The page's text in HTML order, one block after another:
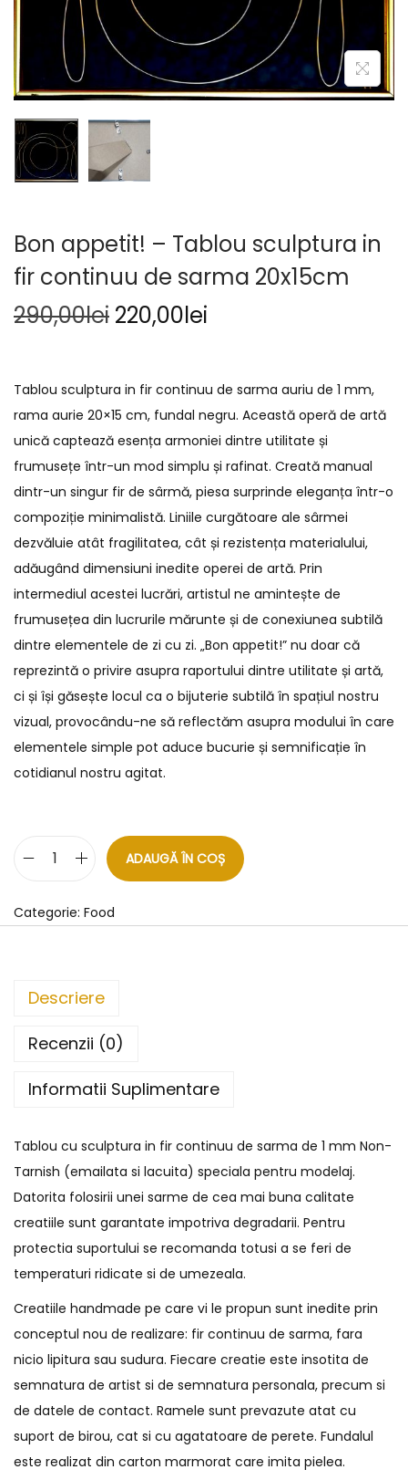
Bon appetit! – Tablou sculptura in
fir continuu de sarma 20x15cm
290,00lei 220,00lei
Tablou sculptura in fir continuu de sarma auriu de 1 mm,
rama aurie 20×15 cm, fundal negru. Această operă de artă
unică captează esența armoniei dintre utilitate și
frumusețe într-un mod simplu și rafinat. Creată manual
dintr-un singur fir de sârmă, piesa surprinde eleganța într-o
compoziție minimalistă. Liniile curgătoare ale sârmei
dezvăluie atât fragilitatea, cât și rezistența materialului,
adăugând dimensiuni inedite operei de artă. Prin
intermediul acestei lucrări, artistul ne amintește de
frumusețea din lucrurile mărunte și de conexiunea subtilă
dintre elementele de zi cu zi. „Bon appetit!” nu doar că
reprezintă o privire asupra raportului dintre utilitate și artă,
ci și își găsește locul ca o bijuterie subtilă în spațiul nostru
vizual, provocându-ne să reflectăm asupra modului în care
elementele simple pot aduce bucurie și semnificație în
cotidianul nostru agitat.
ADAUGĂ ÎN COȘ
Categorie: Food
Descriere
Recenzii (0)
Informatii Suplimentare
Tablou cu sculptura in fir continuu de sarma de 1 mm Non-
Tarnish (emailata si lacuita) speciala pentru modelaj.
Datorita folosirii unei sarme de cea mai buna calitate
creatiile sunt garantate impotriva degradarii. Pentru
protectia suportului se recomanda totusi a se feri de
temperaturi ridicate si de umezeala.
Creatiile handmade pe care vi le propun sunt inedite prin
conceptul nou de realizare: fir continuu de sarma, fara
nicio lipitura sau sudura. Fiecare creatie este insotita de
semnatura de artist si de semnatura personala, precum si
de datele de contact. Ramele sunt prevazute atat cu
suport de birou, cat si cu agatatoare de perete. Fundalul
este realizat din carton marmorat care imita pielea.